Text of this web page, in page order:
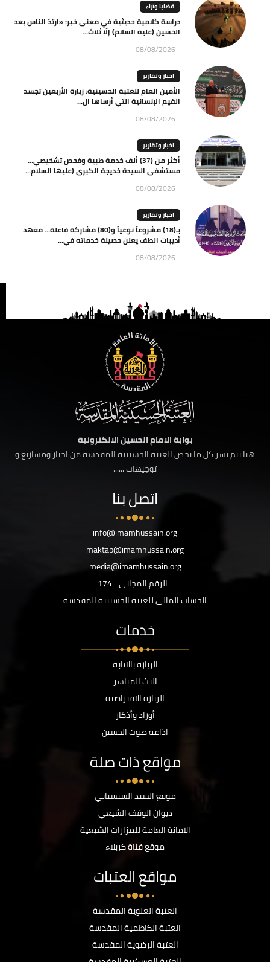
قضايا وآراء
دراسة كلامية حديثية في معنى خبر: «ارتدّ الناس بعد
الحسين (عليه السلام) إلّا ثلاث...
08/08/2026
اخبار وتقارير
الأمين العام للعتبة الحسينية: زيارة الأربعين تجسد
القيم الإنسانية التي أرساها ال...
08/08/2026
اخبار وتقارير
أكثر من (37) ألف خدمة طبية وفحص تشخيصي…
مستشفى السيدة خديجة الكبرى (عليها السلام...
08/08/2026
اخبار وتقارير
بـ(18) مشروعاً نوعياً و(80) مشاركة فاعلة… معهد
أديبات الطف يعلن حصيلة خدماته في...
08/08/2026
بوابة الامام الحسين الالكترونية
هنا يتم نشر كل ما يخص العتبة الحسينية المقدسة من اخبار ومشاريع و
توجيهات ......
اتصل بنا
info@imamhussain.org
maktab@imamhussain.org
media@imamhussain.org
الرقم المجاني 174
الحساب المالي للعتبة الحسينية المقدسة
خدمات
الزيارة بالانابة
البث المباشر
الزيارة الافتراضية
أوراد وأذكار
اذاعة صوت الحسين
مواقع ذات صلة
موقع السيد السيستاني
ديوان الوقف الشيعي
الامانة العامة للمزارات الشيعية
موقع قناة كربلاء
مواقع العتبات
العتبة العلوية المقدسة
العتبة الكاظمية المقدسة
العتبة الرضوية المقدسة